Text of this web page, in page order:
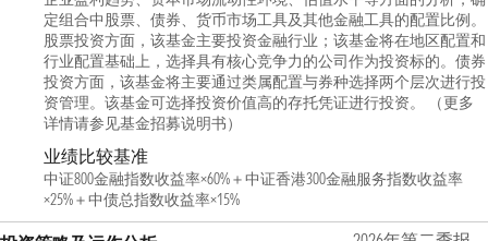
定组合中股票、债券、货币市场工具及其他金融工具的配置比例。
股票投资方面，该基金主要投资金融行业；该基金将在地区配置和
行业配置基础上，选择具有核心竞争力的公司作为投资标的。债券
投资方面，该基金将主要通过类属配置与券种选择两个层次进行投
资管理。该基金可选择投资价值高的存托凭证进行投资。 （更多
详情请参见基金招募说明书）
业绩比较基准
中证800金融指数收益率×60%＋中证香港300金融服务指数收益率
×25%＋中债总指数收益率×15%